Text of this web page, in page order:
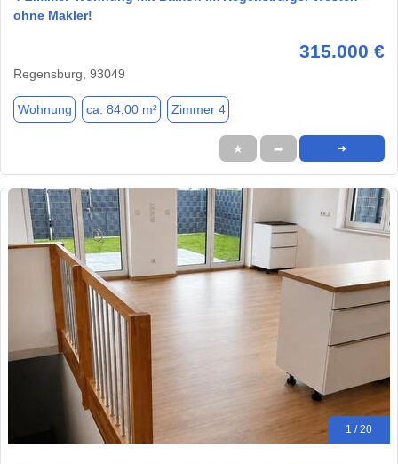
ohne Makler!
315.000 €
Regensburg, 93049
Wohnung ca. 84,00 m² Zimmer 4
★ ➦ ➜
1 / 20